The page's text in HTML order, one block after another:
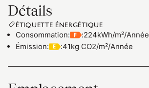
Détails
ÉTIQUETTE ÉNERGÉTIQUE
Consommation: :224kWh/m²/Année
Émission: :41kg CO2/m²/Année